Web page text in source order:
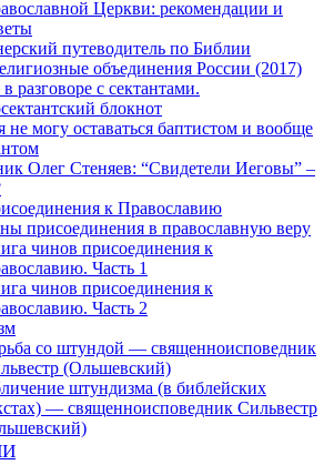
Церкви: рекомендации и
путеводитель по Библии
объединения России (2017)
разговоре с сектантами.
блокнот
не могу оставаться баптистом и вообще
Олег Стеняев: “Свидетели Иеговы” –
к Православию
присоединения в православную веру
чинов присоединения к
Часть 1
чинов присоединения к
Часть 2
со штундой — священноисповедник
(Ольшевский)
штундизма (в библейских
— священноисповедник Сильвестр